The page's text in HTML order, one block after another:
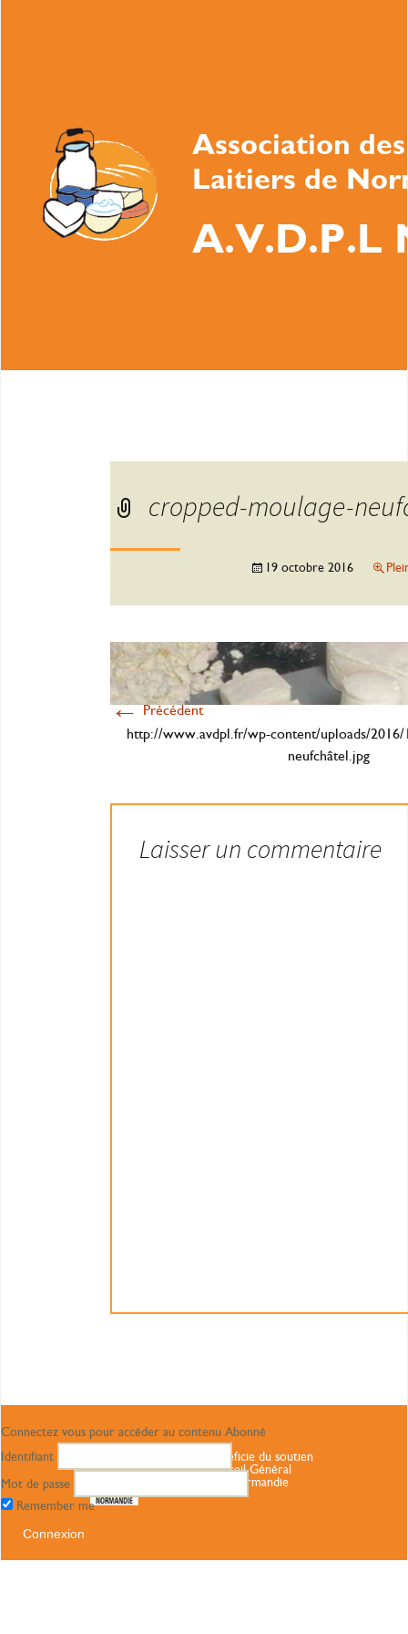
Association
Laitiers de
A.V.D.P.L
cropped-moulage-
19 octobre 2016
←Précédent
http://www.avdpl.fr/wp-content/uploads/2016/
neufchâtel.jpg
Laisser un commentaire
Connectez vous pour accéder au contenu Abonné
Identifiant
Mot de passe
Remember me
Ce site bénéficie du soutien
du Conseil Général
Haute Normandie